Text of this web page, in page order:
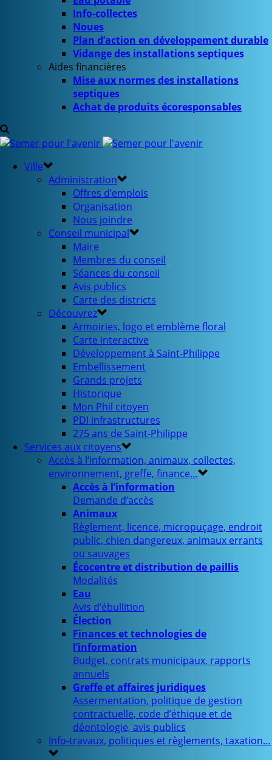
Info-collectes
Noues
Plan d’action en développement durable
Vidange des installations septiques
Aides financières
Mise aux normes des installations
septiques
Achat de produits écoresponsables
Ville
Administration
Offres d’emplois
Organisation
Nous joindre
Conseil municipal
Maire
Membres du conseil
Séances du conseil
Avis publics
Carte des districts
Découvrez
Armoiries, logo et emblème floral
Carte interactive
Développement à Saint-Philippe
Embellissement
Grands projets
Historique
Mon Phil citoyen
PDI infrastructures
275 ans de Saint-Philippe
Services aux citoyens
Accès à l’information, animaux, collectes,
environnement, greffe, finance…
Accès à l’information
Demande d’accès
Animaux
Règlement, licence, micropuçage, endroit
public, chien dangereux, animaux errants
ou sauvages
Écocentre et distribution de paillis
Modalités
Eau
Avis d’ébullition
Élection
Finances et technologies de
l’information
Budget, contrats municipaux, rapports
annuels
Greffe et affaires juridiques
Assermentation, politique de gestion
contractuelle, code d’éthique et de
déontologie, avis publics
Info-travaux, politiques et règlements, taxation…